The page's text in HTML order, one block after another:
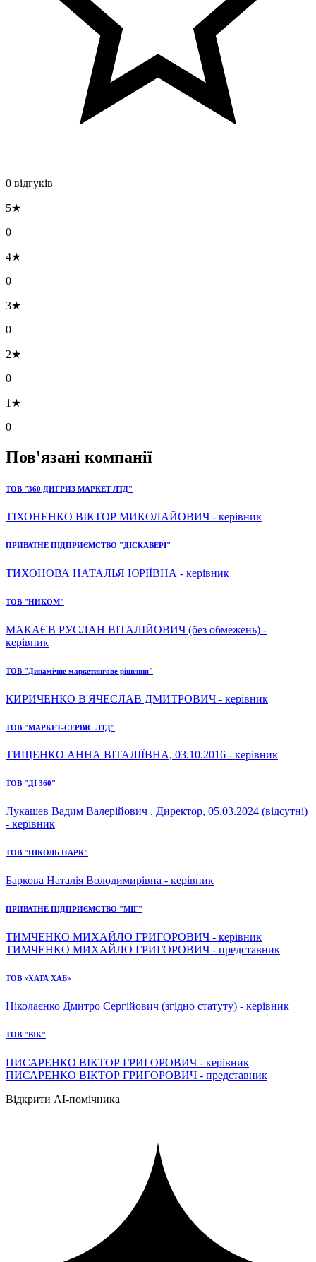
0 відгуків
5★
0
4★
0
3★
0
2★
0
1★
0
Пов'язані компанії
ТОВ "360 ДИГРИЗ МАРКЕТ ЛТД"
ТІХОНЕНКО ВІКТОР МИКОЛАЙОВИЧ - керівник
ПРИВАТНЕ ПІДПРИЄМСТВО "ДІСКАВЕРІ"
ТИХОНОВА НАТАЛЬЯ ЮРІЇВНА - керівник
ТОВ "НИКОМ"
МАКАЄВ РУСЛАН ВІТАЛІЙОВИЧ (без обмежень) -
керівник
ТОВ "Динамічне маркетингове рішення"
КИРИЧЕНКО В'ЯЧЕСЛАВ ДМИТРОВИЧ - керівник
ТОВ "МАРКЕТ-СЕРВІС ЛТД"
ТИЩЕНКО АННА ВІТАЛІЇВНА, 03.10.2016 - керівник
ТОВ "ДІ 360"
Лукашев Вадим Валерійович , Директор, 05.03.2024 (відсутні)
- керівник
ТОВ "НІКОЛЬ ПАРК"
Баркова Наталія Володимирівна - керівник
ПРИВАТНЕ ПІДПРИЄМСТВО "МІГ"
ТИМЧЕНКО МИХАЙЛО ГРИГОРОВИЧ - керівник
ТИМЧЕНКО МИХАЙЛО ГРИГОРОВИЧ - представник
ТОВ «ХАТА ХАБ»
Ніколаєнко Дмитро Сергійович (згідно статуту) - керівник
ТОВ "ВІК"
ПИСАРЕНКО ВІКТОР ГРИГОРОВИЧ - керівник
ПИСАРЕНКО ВІКТОР ГРИГОРОВИЧ - представник
Відкрити AI-помічника